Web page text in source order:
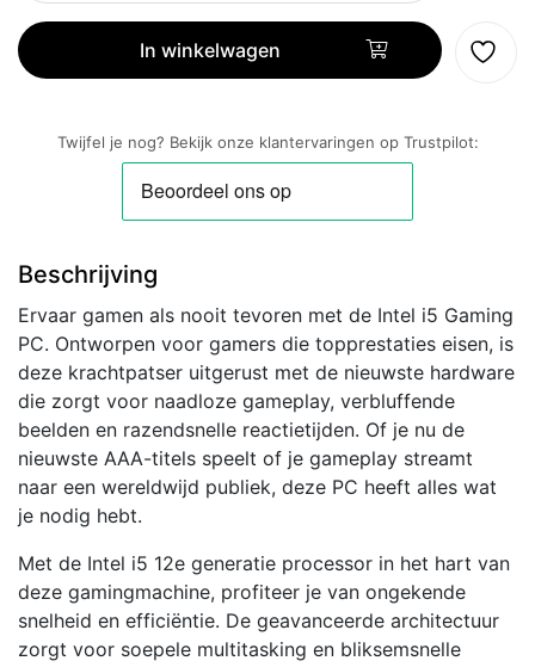
|
Intel
4060
|
16GB
3200MHz
RAM
|
1TB
NVMe
M.2
SSD
|
Windows
11
In winkelwagen
Twijfel je nog? Bekijk onze klantervaringen op Trustpilot:
Beschrijving
Ervaar gamen als nooit tevoren met de Intel i5 Gaming
PC. Ontworpen voor gamers die topprestaties eisen, is
deze krachtpatser uitgerust met de nieuwste hardware
die zorgt voor naadloze gameplay, verbluffende
beelden en razendsnelle reactietijden. Of je nu de
nieuwste AAA-titels speelt of je gameplay streamt
naar een wereldwijd publiek, deze PC heeft alles wat
je nodig hebt.
Met de Intel i5 12e generatie processor in het hart van
deze gamingmachine, profiteer je van ongekende
snelheid en efficiëntie. De geavanceerde architectuur
zorgt voor soepele multitasking en bliksemsnelle